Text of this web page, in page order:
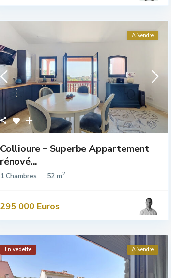
A Vendre
Collioure – Superbe Appartement
rénové...
1 Chambres 52 m2
295 000 Euros
En vedette A Vendre